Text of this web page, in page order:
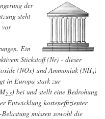
der
steht
vor
Ein
Stickstoff (Nr) - dieser
(NOx) und Ammoniak (NH3)
in Europa stark zur
2.5) bei und stellt eine Bedrohung
Entwicklung kosteneffizienter
müssen sowohl die